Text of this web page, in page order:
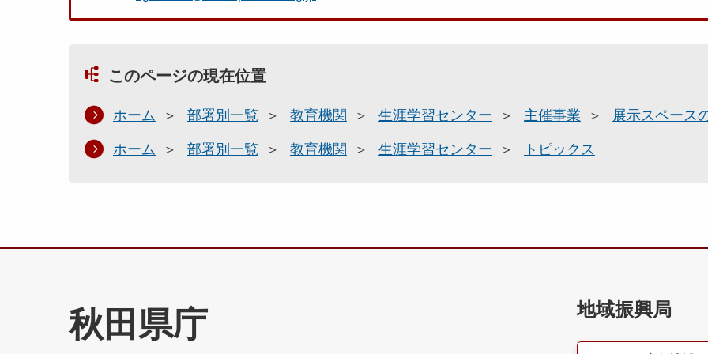
このページの現在位置
ホーム 部署別一覧 教育機関 生涯学習センター 主催事業 展示スペース
ホーム 部署別一覧 教育機関 生涯学習センター トピックス
秋田県庁 地域振興局